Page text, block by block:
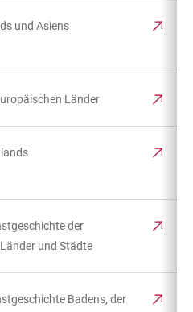
und Asiens
Länder
der
und Städte
Badens, der